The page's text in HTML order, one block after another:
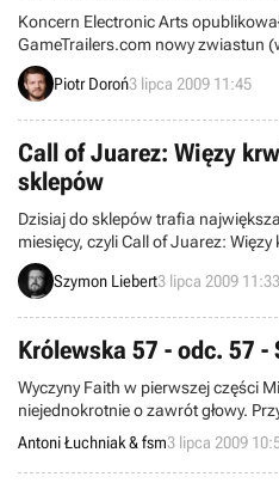
Koncern Electronic Arts
GameTrailers.com nowy zwiastun
zapowiadającej się gry akcji
sporo ujęć z właściwej rozgrywki.
Piotr Doroń3 lipca 2009 11:45
Call of Juarez: Więzy
sklepów
Dzisiaj do sklepów trafia
miesięcy, czyli Call of Juarez:
Dziki Zachód, wcielając się w braci
poznać też w pierwszej odsłonie.
zadania.
Szymon Liebert3 lipca 2009 11:33
Królewska 57 - odc. 57 -
Wyczyny Faith w pierwszej części
niejednokrotnie o zawrót głowy.
zapewne nie lada wyczynem.
Antoni Łuchniak & fsm3 lipca 2009